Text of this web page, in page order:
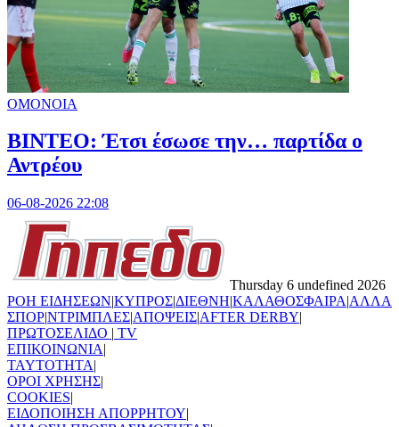
ΟΜΟΝΟΙΑ
ΒΙΝΤΕΟ: Έτσι έσωσε την… παρτίδα ο
Αντρέου
06-08-2026 22:08
Thursday 6 undefined 2026
ΡΟΗ ΕΙΔΗΣΕΩΝ|ΚΥΠΡΟΣ|ΔΙΕΘΝΗ|ΚΑΛΑΘΟΣΦΑΙΡΑ|ΑΛΛΑ
ΣΠΟΡ|ΝΤΡΙΜΠΛΕΣ|ΑΠΟΨΕΙΣ|AFTER DERBY|
ΠΡΩΤΟΣΕΛΙΔΟ | TV
ΕΠΙΚΟΙΝΩΝΙΑ|
TAYTOTHTA|
ΟΡΟΙ ΧΡΗΣΗΣ|
COOKIES|
ΕΙΔΟΠΟΙΗΣΗ ΑΠΟΡΡΗΤΟΥ|